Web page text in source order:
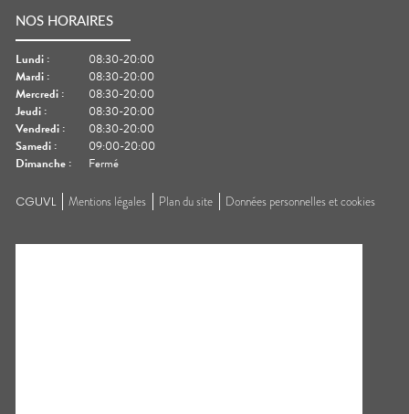
NOS HORAIRES
Lundi :
08:30-20:00
Mardi :
08:30-20:00
Mercredi :
08:30-20:00
Jeudi :
08:30-20:00
Vendredi :
08:30-20:00
Samedi :
09:00-20:00
Dimanche : Fermé
CGUVL Mentions légales Plan du site Données personnelles et cookies